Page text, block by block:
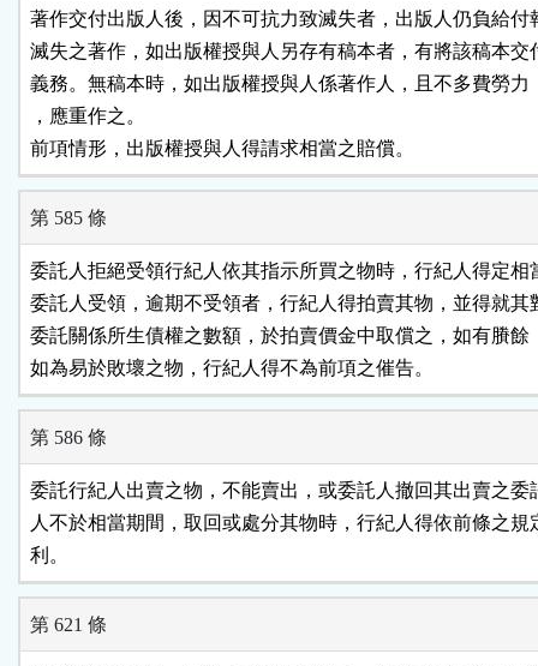
著作交付出版人後，因不可抗力致滅失者，出版人仍負給付
滅失之著作，如出版權授與人另存有稿本者，有將該稿本交
義務。無稿本時，如出版權授與人係著作人，且不多費勞力
，應重作之。
前項情形，出版權授與人得請求相當之賠償。
第 585 條
委託人拒絕受領行紀人依其指示所買之物時，行紀人得定相
委託人受領，逾期不受領者，行紀人得拍賣其物，並得就其
委託關係所生債權之數額，於拍賣價金中取償之，如有賸餘
如為易於敗壞之物，行紀人得不為前項之催告。
第 586 條
委託行紀人出賣之物，不能賣出，或委託人撤回其出賣之委
人不於相當期間，取回或處分其物時，行紀人得依前條之規
利。
第 621 條